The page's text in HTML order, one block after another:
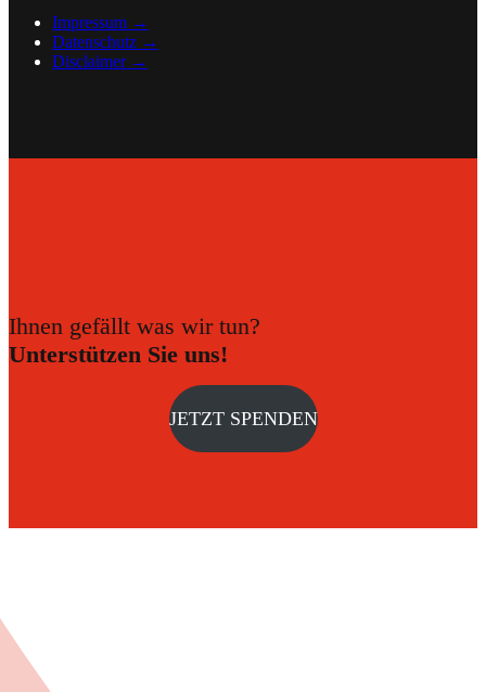
Impressum →
Datenschutz →
Disclaimer→
Ihnen gefällt was wir tun?
Unterstützen Sie uns!
JETZT SPENDEN